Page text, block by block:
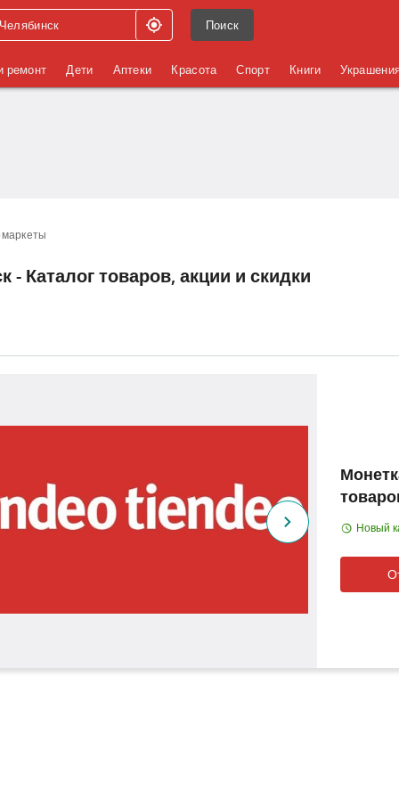
Поиск
ремонт Дети Аптеки Красота Спорт Книги
- Каталог товаров, акции и скидки
Новый